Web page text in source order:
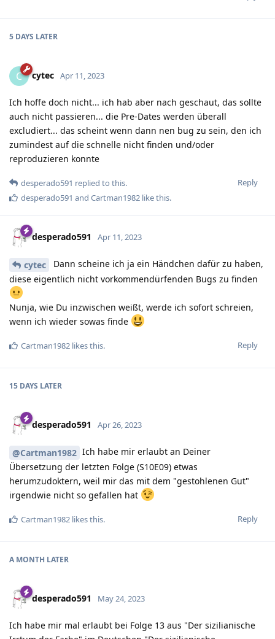
5 DAYS LATER
C cytec Apr 11, 2023
Ich hoffe doch nicht... ich hab aber nach geschaut, das sollte
auch nicht passieren... die Pre-Dates werden überall
excludiert... das scheint wenn dann nen bug zu sein, den ich
zumindest auf die schnelle nicht finden und/oder
reproduzieren konnte
Reply
desperado591 replied to this.
desperado591 and Cartman1982 like this.
desperado591 Apr 11, 2023
cytec
Dann scheine ich ja ein Händchen dafür zu haben,
diese eigentlich nicht vorkommendürfenden Bugs zu finden
Nunja, wie Du inzwischen weißt, werde ich sofort schreien,
wenn ich wieder sowas finde
Reply
Cartman1982 likes this.
15 DAYS LATER
desperado591 Apr 26, 2023
@Cartman1982 Ich habe mir erlaubt an Deiner
Übersetzung der letzten Folge (S10E09) etwas
herumzudoktern, weil mir das mit dem "gestohlenen Gut"
irgendwie nicht so gefallen hat
Reply
Cartman1982 likes this.
A MONTH LATER
desperado591 May 24, 2023
Ich habe mir mal erlaubt bei Folge 13 aus "Der sizilianische